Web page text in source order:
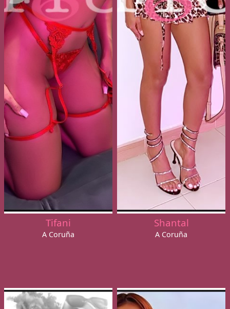
Tifani
A Coruña
Shantal
A Coruña